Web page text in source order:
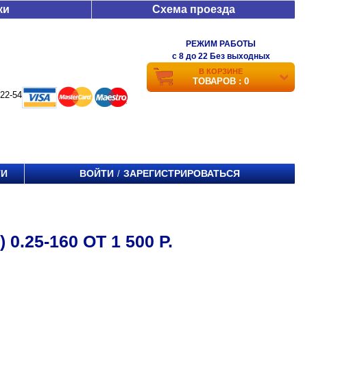
Схема проезда
54
РЕЖИМ РАБОТЫ
c 8 до 22 Без выходных
В КОРЗИНЕ
ТОВАРОВ : 0
ВОЙТИ / ЗАРЕГИСТРИРОВАТЬСЯ
160 ОТ 1 500 Р.